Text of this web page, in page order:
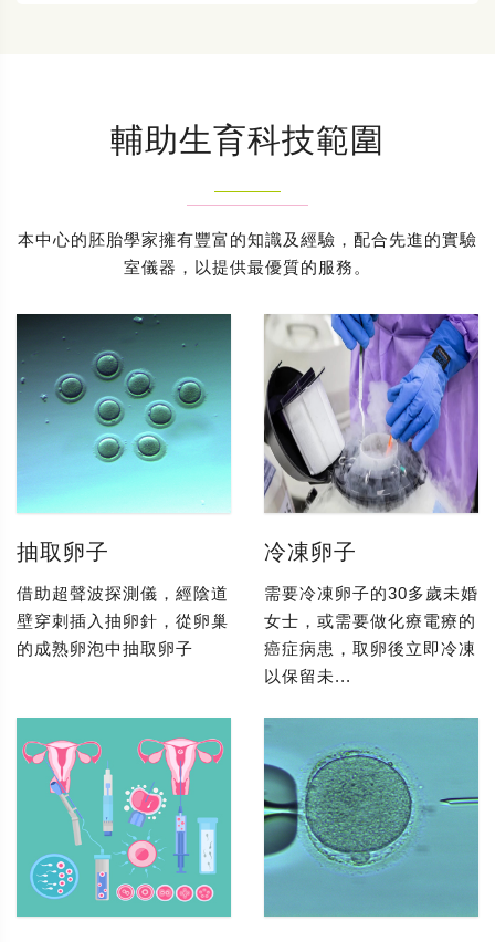
輔助生育科技範圍
本中心的胚胎學家擁有豐富的知識及經驗，配合先進的實驗
室儀器，以提供最優質的服務。
抽取卵子
借助超聲波探測儀，經陰道
壁穿刺插入抽卵針，從卵巢
的成熟卵泡中抽取卵子
冷凍卵子
需要冷凍卵子的30多歲未婚
女士，或需要做化療電療的
癌症病患，取卵後立即冷凍
以保留未...